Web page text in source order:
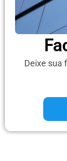
Deixe sua